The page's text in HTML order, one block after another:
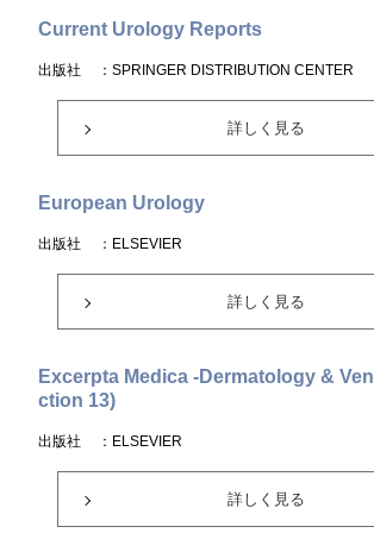
Current Urology Reports
出版社 ：SPRINGER DISTRIBUTION CENTER
詳しく見る
European Urology
出版社 ：ELSEVIER
詳しく見る
Excerpta Medica -Dermatology &
ction 13)
出版社 ：ELSEVIER
詳しく見る